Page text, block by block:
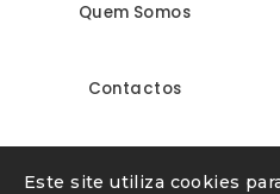
Este site utiliza cookies
Quem Somos
Contactos